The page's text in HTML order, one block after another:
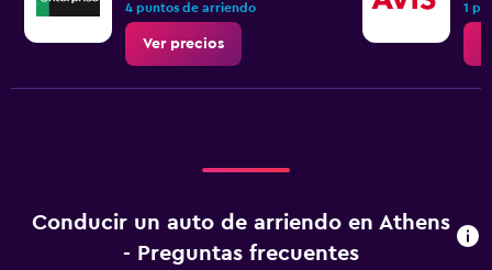
4 puntos de arriendo
Ver precios
1
Conducir un auto de arriendo en Athens
- Preguntas frecuentes